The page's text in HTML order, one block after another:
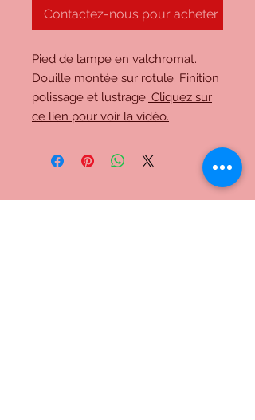
Contactez-nous pour acheter
Pied de lampe en valchromat.
Douille montée sur rotule. Finition
polissage et lustrage. Cliquez sur
ce lien pour voir la vidéo.